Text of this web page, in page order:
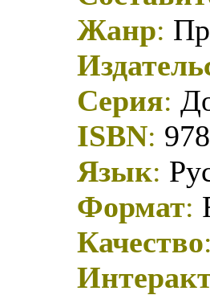
Жанр:
Серия:
ISBN:
Язык:
Формат:
Качество: